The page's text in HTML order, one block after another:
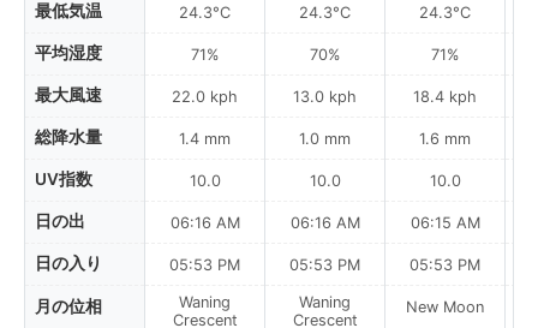
最低気温
平均湿度
最大風速
総降水量
UV指数
日の出
日の入り
月の位相
24.3°C
71%
22.0 kph
1.4 mm
10.0
06:16 AM
05:53 PM
Waning
Crescent
24.3°C
70%
13.0 kph
1.0 mm
10.0
06:16 AM
05:53 PM
Waning
Crescent
24.3°C
71%
18.4 kph
1.6 mm
10.0
06:15 AM
05:53 PM
New Moon